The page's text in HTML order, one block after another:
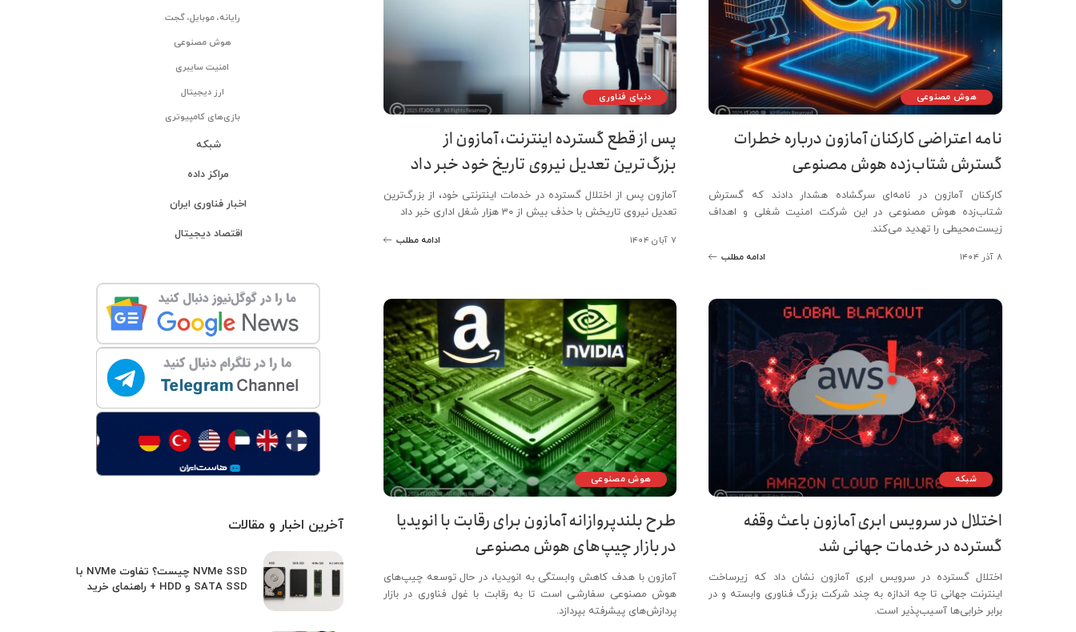
هوش مصنوعی
نامه اعتراضی کارکنان آمازون درباره خطرات
گسترش شتاب‌زده هوش مصنوعی
کارکنان آمازون در نامه‌ای سرگشاده هشدار دادند که گسترش
شتاب‌زده هوش مصنوعی در این شرکت امنیت شغلی و اهداف
زیست‌محیطی را تهدید می‌کند.
۸ آذر ۱۴۰۴ ادامه مطلب
دنیای فناوری
پس از قطع گسترده اینترنت، آمازون از
بزرگ‌ترین تعدیل نیروی تاریخ خود خبر داد
آمازون پس از اختلال گسترده در خدمات اینترنتی خود، از بزرگ‌ترین
تعدیل نیروی تاریخش با حذف بیش از ۳۰ هزار شغل اداری خبر داد
۷ آبان ۱۴۰۴ ادامه مطلب
شبکه
اختلال در سرویس ابری آمازون باعث وقفه
گسترده در خدمات جهانی شد
اختلال گسترده در سرویس ابری آمازون نشان داد که زیرساخت
اینترنت جهانی تا چه اندازه به چند شرکت بزرگ فناوری وابسته و در
برابر خرابی‌ها آسیب‌پذیر است.
هوش مصنوعی
طرح بلندپروازانه آمازون برای رقابت با انویدیا
در بازار چیپ‌های هوش مصنوعی
آمازون با هدف کاهش وابستگی به انویدیا، در حال توسعه چیپ‌های
هوش مصنوعی سفارشی است تا به رقابت با غول فناوری در بازار
پردازش‌های پیشرفته بپردازد.
رایانه، موبایل، گجت
هوش مصنوعی
امنیت سایبری
ارز دیجیتال
بازی‌های کامپیوتری
شبکه
مراکز داده
اخبار فناوری ایران
اقتصاد دیجیتال
آخرین اخبار و مقالات
NVMe SSD چیست؟ تفاوت NVMe با
SATA SSD و HDD + راهنمای خرید